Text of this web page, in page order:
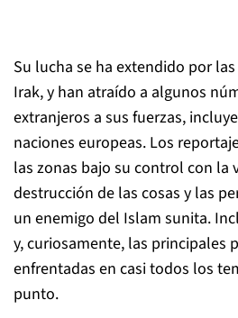
Su lucha se ha extendido por
Irak, y han atraído a algunos
extranjeros a sus fuerzas,
naciones europeas. Los
las zonas bajo su control con la
destrucción de las cosas y las
un enemigo del Islam sunita.
y, curiosamente, las principales
enfrentadas en casi todos los
punto.